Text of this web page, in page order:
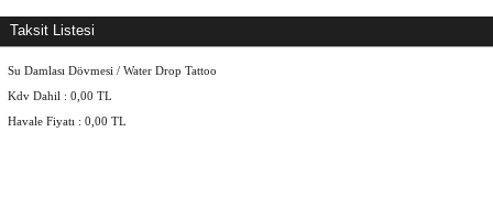
Taksit Listesi
Su Damlası Dövmesi / Water Drop Tattoo
Kdv Dahil : 0,00 TL
Havale Fiyatı : 0,00 TL